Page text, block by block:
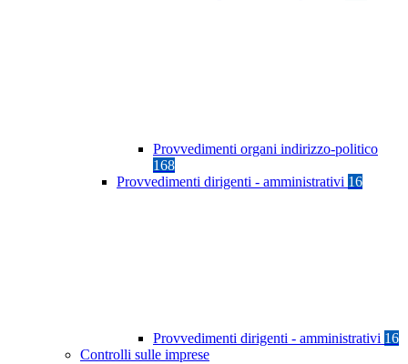
Provvedimenti organi indirizzo-politico
168
Provvedimenti dirigenti - amministrativi 16
Provvedimenti dirigenti - amministrativi 16
Controlli sulle imprese